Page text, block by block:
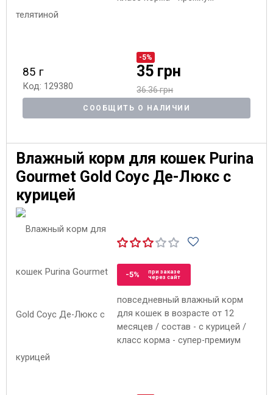
85 г
Код: 129380
-5%
35 грн
36.36 грн
СООБЩИТЬ О НАЛИЧИИ
Влажный корм для кошек Purina
Gourmet Gold Соус Де-Люкс с
курицей
-5%
при заказе
через сайт
повседневный влажный корм
для кошек в возрасте от 12
месяцев / состав - с курицей /
класс корма - супер-премиум